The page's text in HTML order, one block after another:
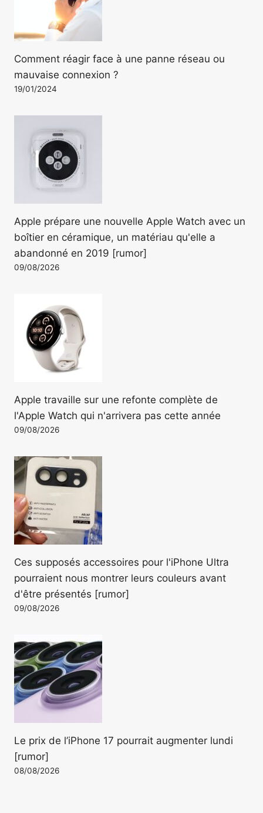
Comment réagir face à une panne réseau ou
mauvaise connexion ?
19/01/2024
Apple prépare une nouvelle Apple Watch avec un
boîtier en céramique, un matériau qu'elle a
abandonné en 2019 [rumor]
09/08/2026
Apple travaille sur une refonte complète de
l'Apple Watch qui n'arrivera pas cette année
09/08/2026
Ces supposés accessoires pour l'iPhone Ultra
pourraient nous montrer leurs couleurs avant
d'être présentés [rumor]
09/08/2026
Le prix de l’iPhone 17 pourrait augmenter lundi
[rumor]
08/08/2026